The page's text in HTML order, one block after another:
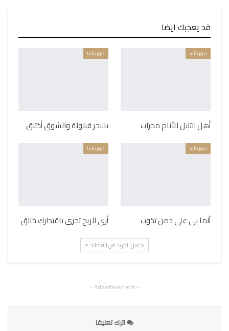
قد يعجبك ايضا
موريتانيا
أهل التليل للأنام محراب
موريتانيا
بالبحر قيلولة والشوق أختنق
موريتانيا
ألما بى على دمن تذوب
موريتانيا
أرى الريح تجري باقتدارك خالق
تحميل المزيد من القصائد
- Advertisement -
اترك تعليقا